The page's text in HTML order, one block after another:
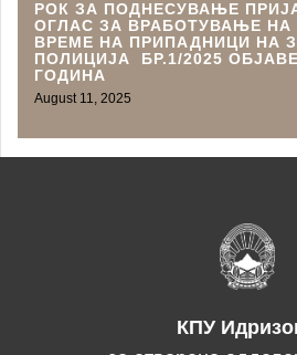
РОК ЗА ПОДНЕСУВАЊЕ
ОГЛАС ЗА ВРАБОТУВАЊЕ НА
ВРЕМЕ НА ПРИПАДНИЦИ НА
ПОЛИЦИЈА БР.1/2025
ГОДИНА
August 11, 2025
КПУ